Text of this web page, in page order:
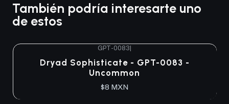
También podría interesarte uno
de estos
GPT-0083
Dryad Sophisticate - GPT-0083 -
Uncommon
$8 MXN